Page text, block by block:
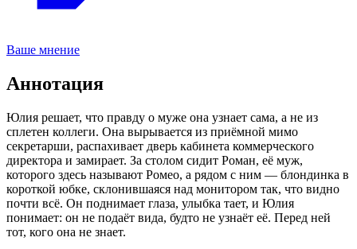
Ваше мнение
Аннотация
Юлия решает, что правду о муже она узнает сама, а не из
сплетен коллеги. Она вырывается из приёмной мимо
секретарши, распахивает дверь кабинета коммерческого
директора и замирает. За столом сидит Роман, её муж,
которого здесь называют Ромео, а рядом с ним — блондинка в
короткой юбке, склонившаяся над монитором так, что видно
почти всё. Он поднимает глаза, улыбка тает, и Юлия
понимает: он не подаёт вида, будто не узнаёт её. Перед ней
тот, кого она не знает.